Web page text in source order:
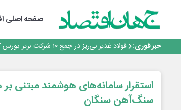
صفحه اصلی
خبر فوری:
ایران، شریک راهبردی اتحادیه اقتصادی
*پیام دکتر اسلام کریمی به مناسبت روز
فولاد غدیر نی‌ریز در جمع ۱۰ شرکت برتر بورس کالا
ایران پیشنهاد برگزاری دوره‌ای «اکسپو
ایران، شریک راهبردی اتحادیه اقتصادی
*پیام دکتر اسلام کریمی به مناسبت روز
توسعه زنجیره صنعت مس با تکیه بر اکتشاف
استقرار سامانه‌های هوشمند
سنگ‌آهن سنگان